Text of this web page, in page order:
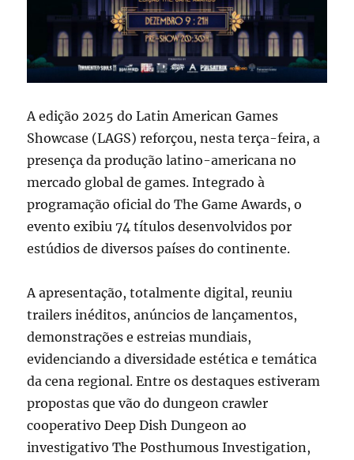
A edição 2025 do Latin American Games
Showcase (LAGS) reforçou, nesta terça-feira, a
presença da produção latino-americana no
mercado global de games. Integrado à
programação oficial do The Game Awards, o
evento exibiu 74 títulos desenvolvidos por
estúdios de diversos países do continente.
A apresentação, totalmente digital, reuniu
trailers inéditos, anúncios de lançamentos,
demonstrações e estreias mundiais,
evidenciando a diversidade estética e temática
da cena regional. Entre os destaques estiveram
propostas que vão do dungeon crawler
cooperativo Deep Dish Dungeon ao
investigativo The Posthumous Investigation,